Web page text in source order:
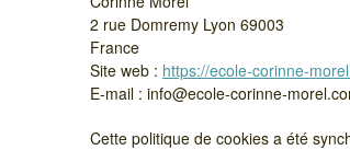
2 rue Domremy Lyon 69003
France
Site web : https://ecole-corinne-
E-mail : info@ecole-corinne-
Cette politique de cookies a été